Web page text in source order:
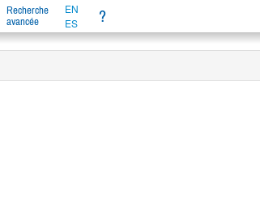
Recherche
avancée
EN
ES
?